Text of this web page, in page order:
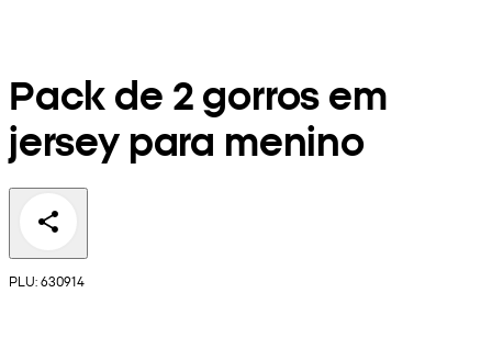
Pack de 2 gorros em
jersey para menino
PLU: 630914